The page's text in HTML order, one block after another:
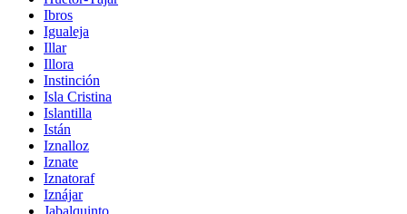
Ibros
Igualeja
Illar
Illora
Instinción
Isla Cristina
Islantilla
Istán
Iznalloz
Iznate
Iznatoraf
Iznájar
Jabalquinto